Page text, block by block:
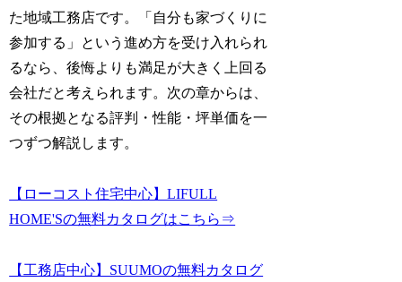
た地域工務店です。「自分も家づくりに
参加する」という進め方を受け入れられ
るなら、後悔よりも満足が大きく上回る
会社だと考えられます。次の章からは、
その根拠となる評判・性能・坪単価を一
つずつ解説します。
【ローコスト住宅中心】LIFULL
HOME'Sの無料カタログはこちら⇒
【工務店中心】SUUMOの無料カタログ